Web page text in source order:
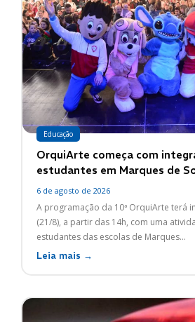
Educação
OrquiArte começa com
estudantes em Marques de
6 de agosto de 2026
A programação da 10ª OrquiArte terá
(21/8), a partir das 14h, com uma
estudantes das escolas de Marques...
Leia mais →